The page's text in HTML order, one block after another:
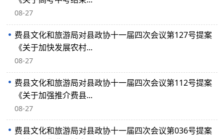
08-27
费县文化和旅游局对县政协十一届四次会议第127号提案
《关于加快发展农村...
08-27
费县文化和旅游局对县政协十一届四次会议第112号提案
《关于加强推介费县...
08-27
费县文化和旅游局对县政协十一届四次会议第036号提案